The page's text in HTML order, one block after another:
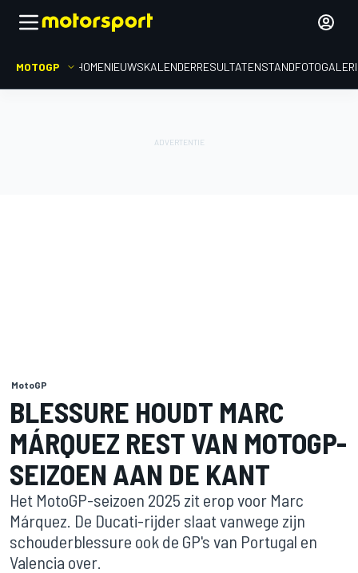
MOTOGP HOMENIEUWSKALENDERRESULTATENSTAND
MotoGP
BLESSURE HOUDT MARC
MÁRQUEZ REST VAN MOTOGP-
SEIZOEN AAN DE KANT
Het MotoGP-seizoen 2025 zit erop voor Marc
Márquez. De Ducati-rijder slaat vanwege zijn
schouderblessure ook de GP's van Portugal en
Valencia over.